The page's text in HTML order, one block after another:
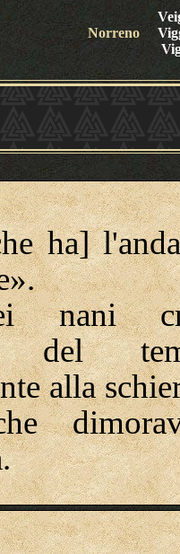
Norreno
ha]
nani
del
alla